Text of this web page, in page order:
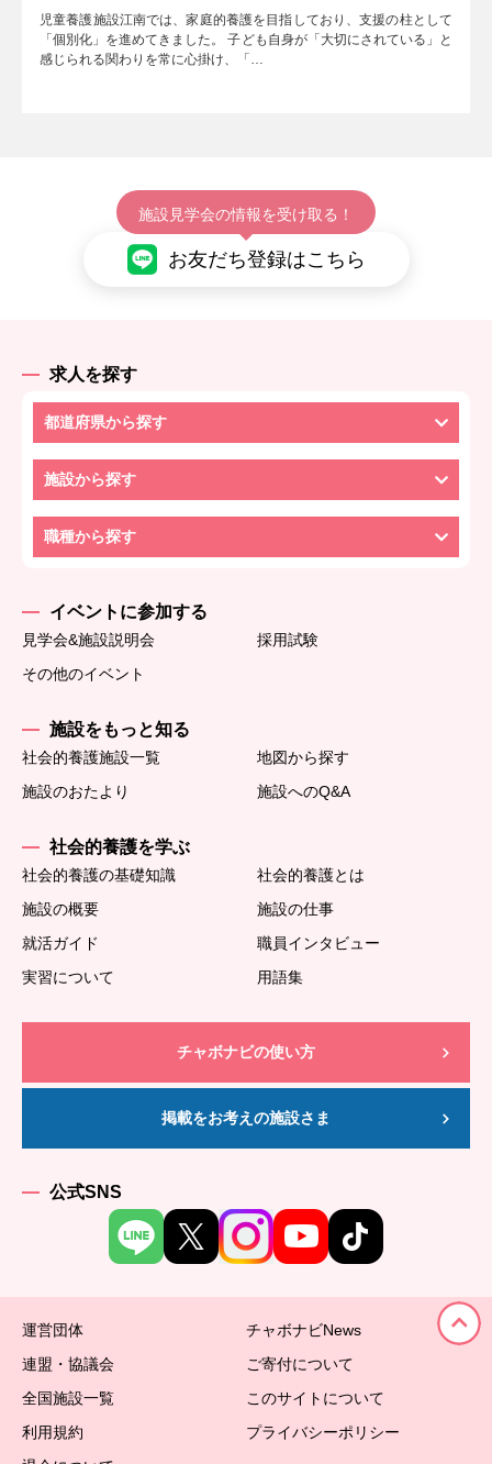
児童養護施設江南では、家庭的養護を目指しており、支援の柱として
「個別化」を進めてきました。 子ども自身が「大切にされている」と
感じられる関わりを常に心掛け、「…
施設見学会の情報を受け取る！
お友だち登録はこちら
求人を探す
都道府県から探す
施設から探す
職種から探す
イベントに参加する
見学会&施設説明会
採用試験
その他のイベント
施設をもっと知る
社会的養護施設一覧
地図から探す
施設のおたより
施設へのQ&A
社会的養護を学ぶ
社会的養護の基礎知識
社会的養護とは
施設の概要
施設の仕事
就活ガイド
職員インタビュー
実習について
用語集
チャボナビの使い方
掲載をお考えの施設さま
公式SNS
運営団体
チャボナビNews
連盟・協議会
ご寄付について
全国施設一覧
このサイトについて
利用規約
プライバシーポリシー